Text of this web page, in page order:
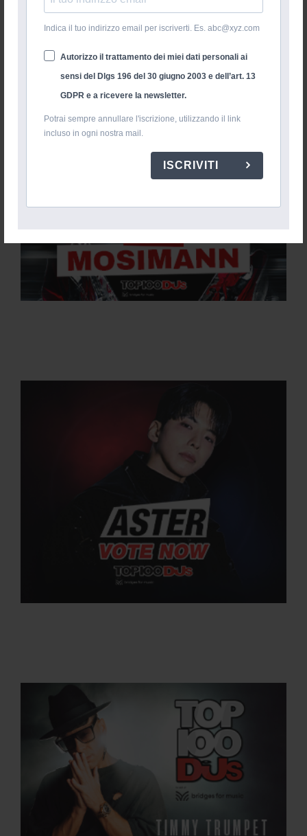
Indica il tuo indirizzo email per iscriverti. Es. abc@xyz.com
Autorizzo il trattamento dei miei dati personali ai
sensi del Dlgs 196 del 30 giugno 2003 e dell’art. 13
GDPR e a ricevere la newsletter.
Potrai sempre annullare l'iscrizione, utilizzando il link
incluso in ogni nostra mail.
ISCRIVITI